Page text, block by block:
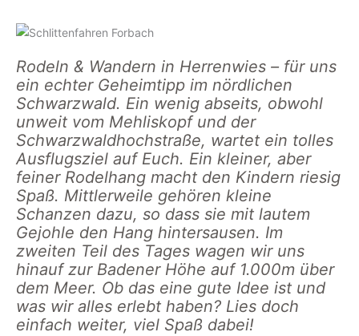
Rodeln & Wandern in Herrenwies – für uns
ein echter Geheimtipp im nördlichen
Schwarzwald. Ein wenig abseits, obwohl
unweit vom Mehliskopf und der
Schwarzwaldhochstraße, wartet ein tolles
Ausflugsziel auf Euch. Ein kleiner, aber
feiner Rodelhang macht den Kindern riesig
Spaß. Mittlerweile gehören kleine
Schanzen dazu, so dass sie mit lautem
Gejohle den Hang hintersausen. Im
zweiten Teil des Tages wagen wir uns
hinauf zur Badener Höhe auf 1.000m über
dem Meer. Ob das eine gute Idee ist und
was wir alles erlebt haben? Lies doch
einfach weiter, viel Spaß dabei!